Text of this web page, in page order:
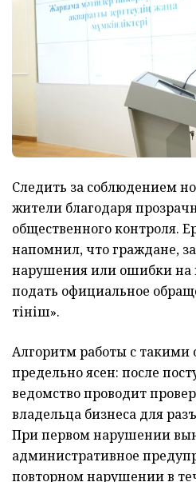
Следить за соблюдением
жители благодаря
общественного контроля.
напомнил, что граждане,
нарушения или ошибки на
подать официальное
Өтініш».
Алгоритм работы с
предельно ясен: после
ведомство проводит
владельца бизнеса для
При первом нарушении
административное
повторном нарушении в